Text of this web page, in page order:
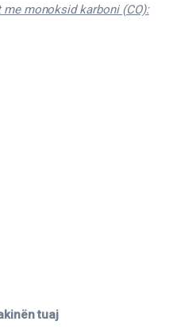
monoksid karboni (CO):
tuaj